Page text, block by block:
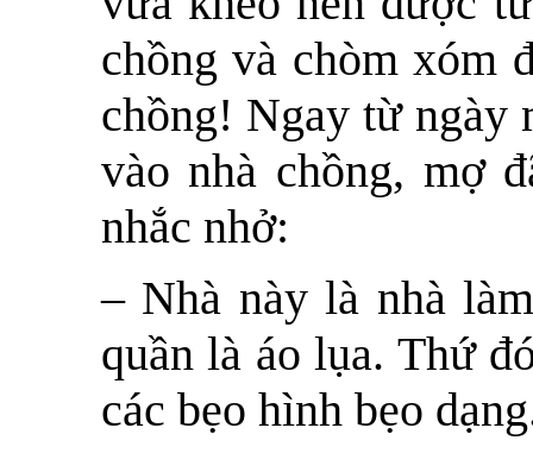
chồng và chòm xóm
chồng! Ngay từ ngày
vào nhà chồng, mợ
nhắc nhở:
– Nhà này là nhà
quần là áo lụa. Thứ
các bẹo hình bẹo